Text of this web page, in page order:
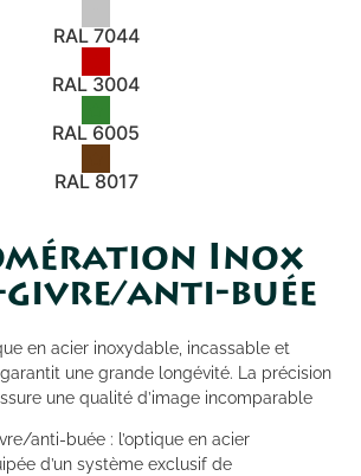
RAL 7044
RAL 3004
RAL 6005
RAL 8017
Inox
anti-buée
en acier inoxydable, incassable et
une grande longévité. La précision
une qualité d’image incomparable
anti-buée : l’optique en acier
d’un système exclusif de